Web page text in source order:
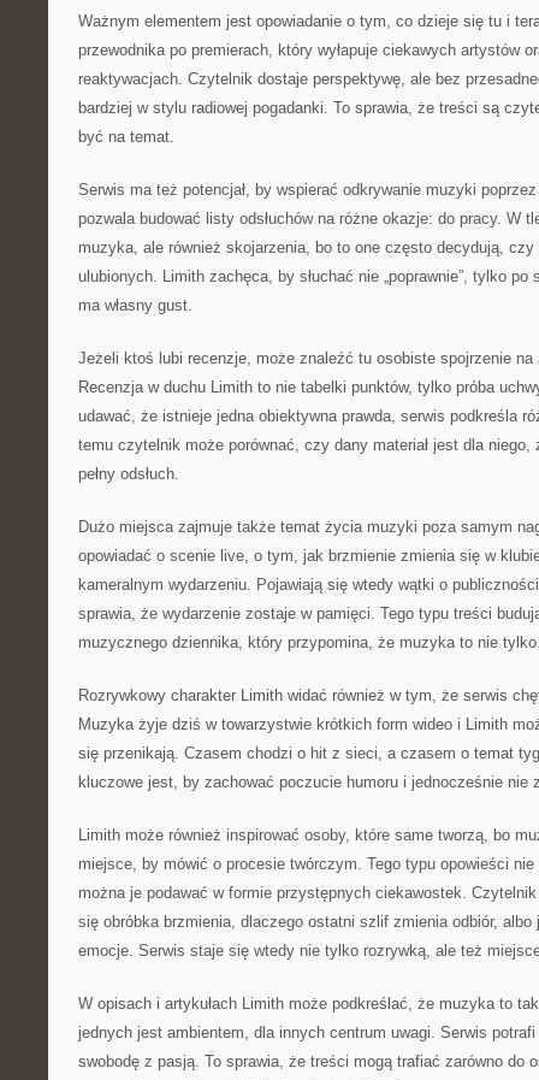
Ważnym elementem jest opowiadanie o tym, co dzieje się tu i
przewodnika po premierach, który wyłapuje ciekawych artystów
reaktywacjach. Czytelnik dostaje perspektywę, ale bez
bardziej w stylu radiowej pogadanki. To sprawia, że treści są
być na temat.
Serwis ma też potencjał, by wspierać odkrywanie muzyki
pozwala budować listy odsłuchów na różne okazje: do pracy. W
muzyka, ale również skojarzenia, bo to one często decydują, czy
ulubionych. Limith zachęca, by słuchać nie „poprawnie”, tylko po
ma własny gust.
Jeżeli ktoś lubi recenzje, może znaleźć tu osobiste spojrzenie na
Recenzja w duchu Limith to nie tabelki punktów, tylko próba
udawać, że istnieje jedna obiektywna prawda, serwis podkreśla
temu czytelnik może porównać, czy dany materiał jest dla
pełny odsłuch.
Dużo miejsca zajmuje także temat życia muzyki poza samym
opowiadać o scenie live, o tym, jak brzmienie zmienia się w
kameralnym wydarzeniu. Pojawiają się wtedy wątki o
sprawia, że wydarzenie zostaje w pamięci. Tego typu treści
muzycznego dziennika, który przypomina, że muzyka to nie
Rozrywkowy charakter Limith widać również w tym, że serwis
Muzyka żyje dziś w towarzystwie krótkich form wideo i Limith
się przenikają. Czasem chodzi o hit z sieci, a czasem o temat
kluczowe jest, by zachować poczucie humoru i jednocześnie nie
Limith może również inspirować osoby, które same tworzą, bo
miejsce, by mówić o procesie twórczym. Tego typu opowieści
można je podawać w formie przystępnych ciekawostek.
się obróbka brzmienia, dlaczego ostatni szlif zmienia odbiór, albo
emocje. Serwis staje się wtedy nie tylko rozrywką, ale też
W opisach i artykułach Limith może podkreślać, że muzyka to
jednych jest ambientem, dla innych centrum uwagi. Serwis
swobodę z pasją. To sprawia, że treści mogą trafiać zarówno do